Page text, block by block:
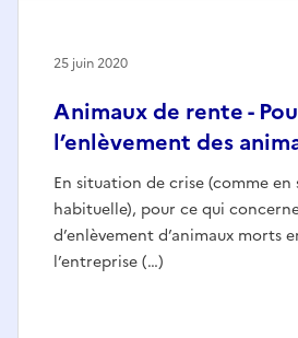
Animaux de rente -
l’enlèvement des
En situation de crise (comme
habituelle), pour ce qui
d’enlèvement d’animaux morts
l’entreprise (…)
25 juin 2020